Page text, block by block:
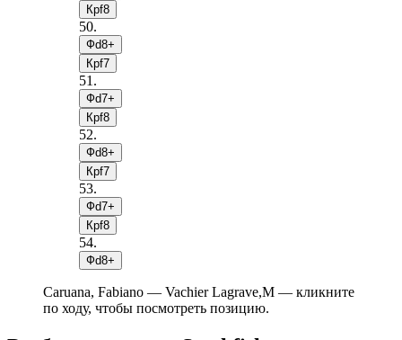
Крf8
50.
Фd8+
Крf7
51 .
Фd7+
Крf8
52.
Фd8+
Крf7
53.
Фd7+
Крf8
54.
Фd8+
Caruana, Fabiano — Vachier Lagrave,M — кликните
по ходу, чтобы посмотреть позицию.